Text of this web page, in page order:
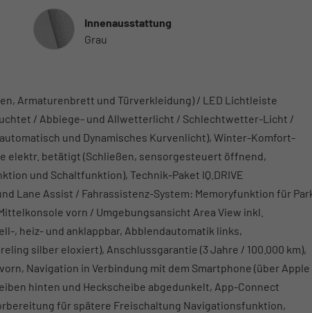
InnenausstattungInnenausstattung
Grau
Armaturenbrett und Türverkleidung) / LED Lichtleiste
/ Abbiege- und Allwetterlicht / Schlechtwetter-Licht /
und Dynamisches Kurvenlicht), Winter-Komfort-
elektr. betätigt (Schließen, sensorgesteuert öffnend,
und Schaltfunktion), Technik-Paket IQ.DRIVE
Lane Assist / Fahrassistenz-System: Memoryfunktion für
vorn / Umgebungsansicht Area View inkl.
, heiz- und anklappbar, Abblendautomatik links,
silber eloxiert), Anschlussgarantie (3 Jahre / 100.000 km),
Navigation in Verbindung mit dem Smartphone (über Apple
hinten und Heckscheibe abgedunkelt, App-Connect
für spätere Freischaltung Navigationsfunktion,